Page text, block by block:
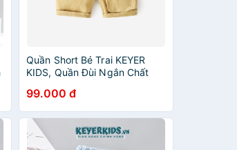
Quần Short Bé Trai KEYER
KIDS, Quần Đùi Ngắn Chất
hộp Dễ Thương QT52
99.000 đ